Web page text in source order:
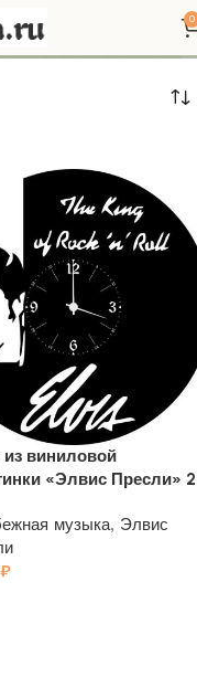
0
виниловой
«Элвис Пресли» 2
музыка, Элвис
₽